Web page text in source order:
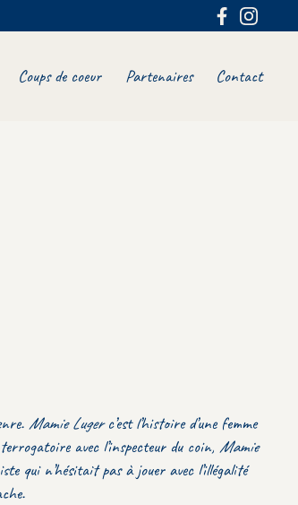
Coups de coeur Partenaires Contact
Mamie Lugerc’est l’histoire d’une femme
avec l’inspecteur du coin, Mamie
qui n’hésitait pas à jouer avec l’illégalité